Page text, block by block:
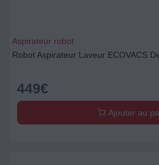
Aspirateur robot
Robot Aspirateur Laveur ECOVACS
449€
Ajouter au